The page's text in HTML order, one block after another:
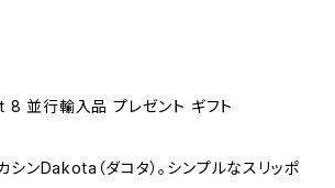
並行輸入品 プレゼント ギフト
ンDakota（ダコタ）。シンプルなスリッポ